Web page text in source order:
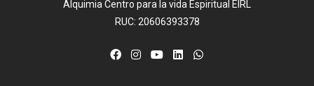
Alquimia Centro para la vida Espiritual EIRL
RUC: 20606393378